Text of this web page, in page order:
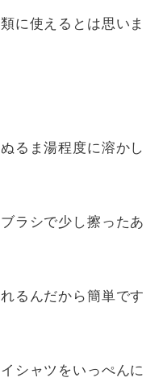
に使えるとは思いま
るま湯程度に溶かし
ラシで少し擦ったあ
るんだから簡単です
シャツをいっぺんに